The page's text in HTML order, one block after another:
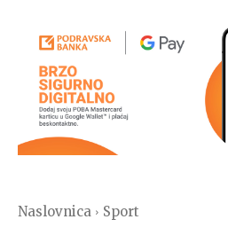
Naslovnica Sport